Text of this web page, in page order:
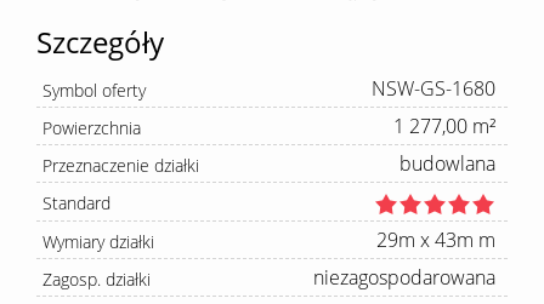
Szczegóły
Symbol oferty NSW-GS-1680
Powierzchnia 1 277,00 m²
Przeznaczenie działki budowlana
Standard
Wymiary działki
29m x 43m m
Zagosp. działki niezagospodarowana